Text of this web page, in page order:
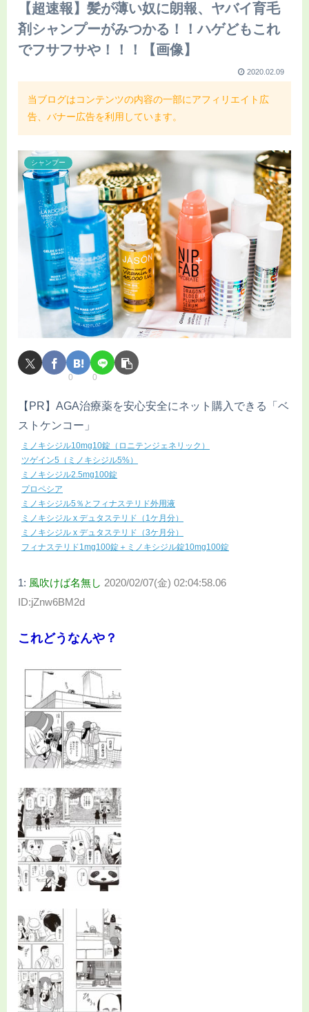
【超速報】髪が薄い奴に朗報、ヤバイ育毛
剤シャンプーがみつかる！！ハゲどもこれ
でフサフサや！！！【画像】
2020.02.09
当ブログはコンテンツの内容の一部にアフィリエイト広
告、バナー広告を利用しています。
シャンプー
0 0
【PR】AGA治療薬を安心安全にネット購入できる「ベ
ストケンコー」
ミノキシジル10mg10錠（ロニテンジェネリック）
ツゲイン5（ミノキシジル5%）
ミノキシジル2.5mg100錠
プロペシア
ミノキシジル5％とフィナステリド外用液
ミノキシジル x デュタステリド（1ケ月分）
ミノキシジル x デュタステリド（3ケ月分）
フィナステリド1mg100錠＋ミノキシジル錠10mg100錠
1: 風吹けば名無し 2020/02/07(金) 02:04:58.06
ID:jZnw6BM2d
これどうなんや？